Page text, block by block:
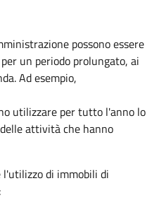
possono essere
un periodo prolungato, ai
Ad esempio,
utilizzare per tutto l'anno lo
attività che hanno
l'utilizzo di immobili di